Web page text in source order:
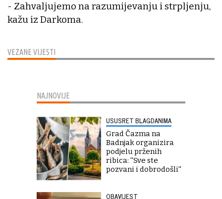
VEZANE VIJESTI
- Zahvaljujemo na razumijevanju i strpljenju,
kažu iz Darkoma.
NAJNOVIJE
USUSRET BLAGDANIMA
Grad Čazma na
Badnjak organizira
podjelu prženih
ribica: ''Sve ste
pozvani i dobrodošli''
OBAVIJEST